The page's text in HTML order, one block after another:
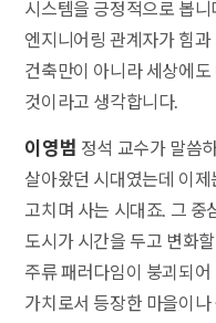
시스템을 긍정적으로 봅
엔지니어링 관계자가 힘
건축만이 아니라 세상에
것이라고 생각합니다.
이영범 정석 교수가 말씀
살아왔던 시대였는데 이
고치며 사는 시대죠. 그 중
도시가 시간을 두고 변화
주류 패러다임이 붕괴되
가치로서 등장한 마을이